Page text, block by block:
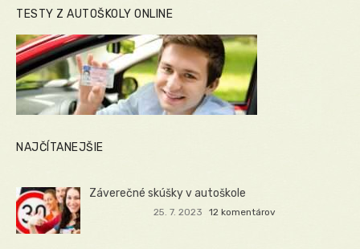
TESTY Z AUTOŠKOLY ONLINE
NAJČÍTANEJŠIE
Záverečné skúšky v autoškole
25. 7. 2023 12 komentárov